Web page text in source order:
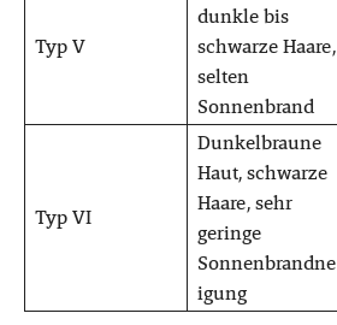
Typ V
dunkle bis
schwarze Haare,
selten
Sonnenbrand
Typ VI
Dunkelbraune
Haut, schwarze
Haare, sehr
geringe
Sonnenbrandne
igung